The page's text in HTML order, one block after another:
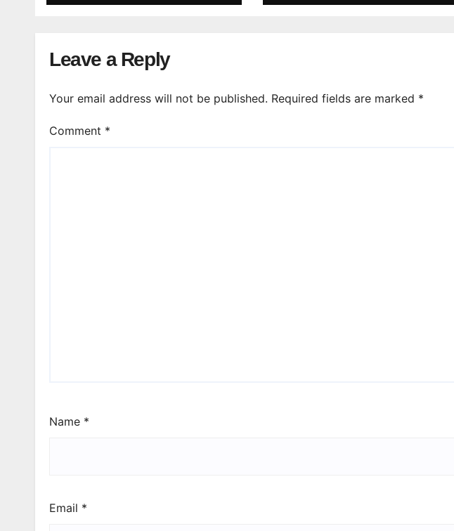
Leave a Reply
Your email address will not be published. Required fields are marked *
Comment *
Name *
Email *